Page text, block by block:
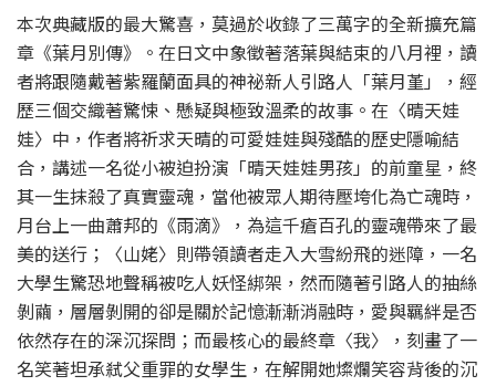
本次典藏版的最大驚喜，莫過於收錄了三萬字的全新擴充篇
章《葉月別傳》。在日文中象徵著落葉與結束的八月裡，讀
者將跟隨戴著紫羅蘭面具的神祕新人引路人「葉月堇」，經
歷三個交織著驚悚、懸疑與極致溫柔的故事。在〈晴天娃
娃〉中，作者將祈求天晴的可愛娃娃與殘酷的歷史隱喻結
合，講述一名從小被迫扮演「晴天娃娃男孩」的前童星，終
其一生抹殺了真實靈魂，當他被眾人期待壓垮化為亡魂時，
月台上一曲蕭邦的《雨滴》，為這千瘡百孔的靈魂帶來了最
美的送行；〈山姥〉則帶領讀者走入大雪紛飛的迷障，一名
大學生驚恐地聲稱被吃人妖怪綁架，然而隨著引路人的抽絲
剝繭，層層剝開的卻是關於記憶漸漸消融時，愛與羈絆是否
依然存在的深沉探問；而最核心的最終章〈我〉，刻畫了一
名笑著坦承弒父重罪的女學生，在解開她燦爛笑容背後的沉